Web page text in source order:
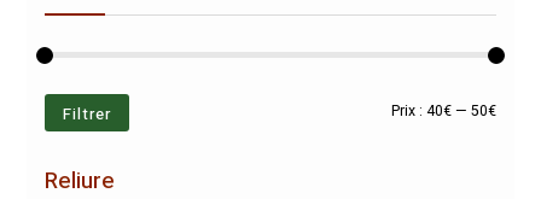
Prix
Prix
Filtrer Prix :40€ —50€
Reliure